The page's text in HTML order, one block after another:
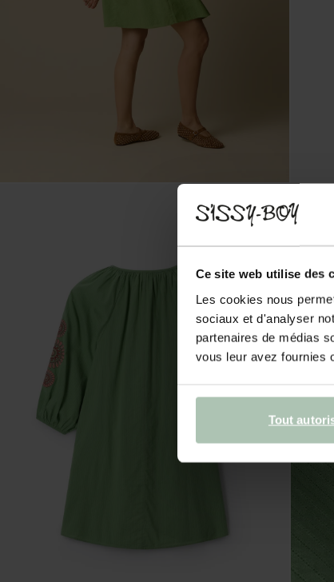
Ce site web utilise des
Les cookies nous
sociaux et d'analyser
partenaires de médias
vous leur avez fournies
Tout